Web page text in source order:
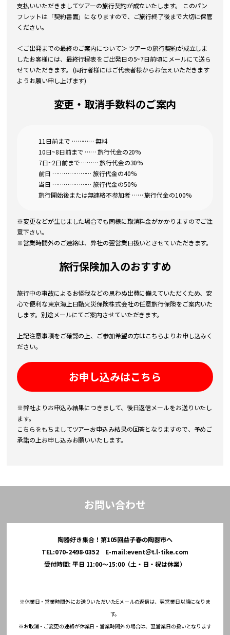
支払いいただきましてツアーの旅行契約が成立いたします。 このパン
フレットは「契約書面」になりますので、ご旅行終了後まで大切に保管
ください。
＜ご出発までの最終のご案内について＞ ツアーの旅行契約が成立しま
したお客様には、最終行程表をご出発日の5~7日前頃にメールにて送ら
せていただきます。 (同行者様にはご代表者様からお伝えいただきます
ようお願い申し上げます)
変更・取消手数料のご案内
11日前まで ………… 無料
10日~8日前まで …… 旅行代金の20%
7日~2日前まで ……… 旅行代金の30%
前日 ………………… 旅行代金の40%
当日 ………………… 旅行代金の50%
旅行開始後または無連絡不参加者 …… 旅行代金の100%
※変更などが生じました場合でも同様に取消料金がかかりますのでご注
意下さい。
※営業時間外のご連絡は、弊社の翌営業日扱いとさせていただきます。
旅行保険加入のおすすめ
旅行中の事故によるお怪我などの思わぬ出費に備えていただくため、安
心で便利な東京海上日動火災保険株式会社の任意旅行保険をご案内いた
します。別途メールにてご案内させていただきます。
上記注意事項をご確認の上、ご参加希望の方はこちらよりお申し込みく
ださい。
お申し込みはこちら
※弊社よりお申込み結果につきまして、後日返信メールをお送りいたし
ます。
こちらをもちましてツアーお申込み結果の回答となりますので、予めご
承諾の上お申し込みお願いいたします。
お問い合わせ
陶器好き集合！第105回益子春の陶器市へ
TEL:070-2498-0352 E-mail:event＠t.l-tike.com
受付時間: 平日 11:00～15:00（土・日・祝は休業）
※休業日・営業時間外にお送りいただいたEメールの返信は、翌営業日以降になりま
す。
※お取消・ご変更の連絡が休業日・営業時間外の場合は、翌営業日の扱いとなります